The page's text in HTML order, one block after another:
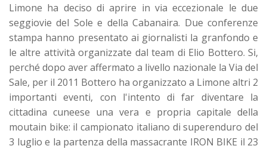
Limone ha deciso di aprire in via eccezionale le due
seggiovie del Sole e della Cabanaira. Due conferenze
stampa hanno presentato ai giornalisti la granfondo e
le altre attività organizzate dal team di Elio Bottero. Si,
perché dopo aver affermato a livello nazionale la Via del
Sale, per il 2011 Bottero ha organizzato a Limone altri 2
importanti eventi, con l'intento di far diventare la
cittadina cuneese una vera e propria capitale della
moutain bike: il campionato italiano di superenduro del
3 luglio e la partenza della massacrante IRON BIKE il 23